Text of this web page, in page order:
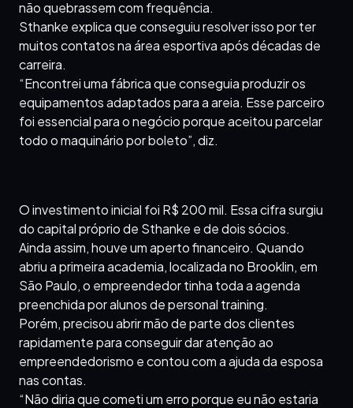
não quebrassem com frequência.
Sthanke explica que conseguiu resolver isso por ter
muitos contatos na área esportiva após décadas de
carreira.
“Encontrei uma fábrica que conseguia produzir os
equipamentos adaptados para a areia. Esse parceiro
foi essencial para o negócio porque aceitou parcelar
todo o maquinário por boleto”, diz.
O investimento inicial foi R$ 200 mil. Essa cifra surgiu
do capital próprio de Sthanke e de dois sócios.
Ainda assim, houve um aperto financeiro. Quando
abriu a primeira academia, localizada no Brooklin, em
São Paulo, o empreendedor tinha toda a agenda
preenchida por alunos de personal training.
Porém, precisou abrir mão de parte dos clientes
rapidamente para conseguir dar atenção ao
empreendedorismo e contou com a ajuda da esposa
nas contas.
“Não diria que cometi um erro porque eu não estaria